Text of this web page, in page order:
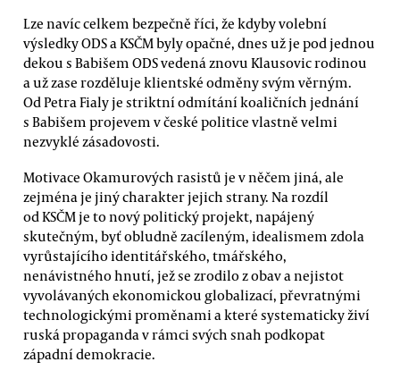
Lze navíc celkem bezpečně říci, že kdyby volební
výsledky ODS a KSČM byly opačné, dnes už je pod jednou
dekou s Babišem ODS vedená znovu Klausovic rodinou
a už zase rozděluje klientské odměny svým věrným.
Od Petra Fialy je striktní odmítání koaličních jednání
s Babišem projevem v české politice vlastně velmi
nezvyklé zásadovosti.
Motivace Okamurových rasistů je v něčem jiná, ale
zejména je jiný charakter jejich strany. Na rozdíl
od KSČM je to nový politický projekt, napájený
skutečným, byť obludně zacíleným, idealismem zdola
vyrůstajícího identitářského, tmářského,
nenávistného hnutí, jež se zrodilo z obav a nejistot
vyvolávaných ekonomickou globalizací, převratnými
technologickými proměnami a které systematicky živí
ruská propaganda v rámci svých snah podkopat
západní demokracie.